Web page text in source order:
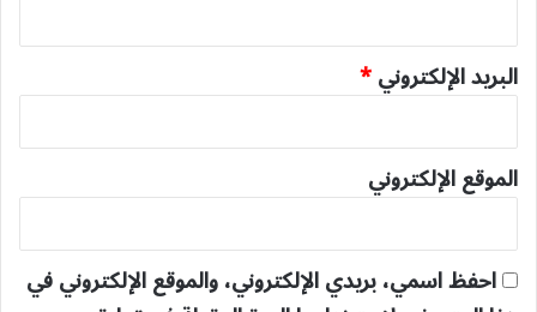
البريد الإلكتروني*
الموقع الإلكتروني
احفظ اسمي، بريدي الإلكتروني، والموقع الإلكتروني في